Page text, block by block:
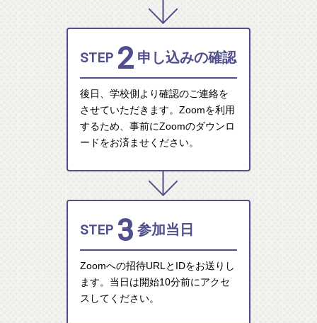
STEP 2 申し込みの確認
後日、学校側より確認のご連絡を
させていただきます。Zoomを利用
するため、事前にZoomのダウンロ
ードをお済ませください。
STEP 3 参加当日
Zoomへの招待URLとIDをお送りし
ます。当日は開始10分前にアクセ
スしてください。